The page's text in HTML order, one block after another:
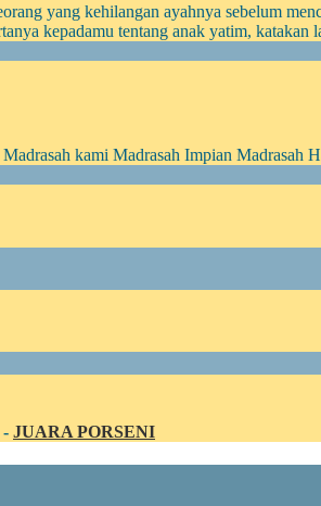
yang kehilangan ayahnya sebelum
kepadamu tentang anak yatim,
kami Madrasah Impian Madrasah
- JUARA PORSENI